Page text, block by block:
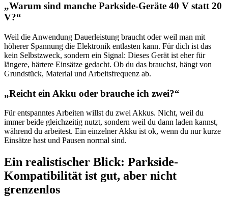
„Warum sind manche Parkside-Geräte 40 V statt 20
V?“
Weil die Anwendung Dauerleistung braucht oder weil man mit
höherer Spannung die Elektronik entlasten kann. Für dich ist das
kein Selbstzweck, sondern ein Signal: Dieses Gerät ist eher für
längere, härtere Einsätze gedacht. Ob du das brauchst, hängt von
Grundstück, Material und Arbeitsfrequenz ab.
„Reicht ein Akku oder brauche ich zwei?“
Für entspanntes Arbeiten willst du zwei Akkus. Nicht, weil du
immer beide gleichzeitig nutzt, sondern weil du dann laden kannst,
während du arbeitest. Ein einzelner Akku ist ok, wenn du nur kurze
Einsätze hast und Pausen normal sind.
Ein realistischer Blick: Parkside-
Kompatibilität ist gut, aber nicht
grenzenlos